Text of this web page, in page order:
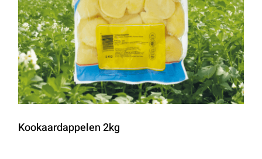
Kookaardappelen 2kg